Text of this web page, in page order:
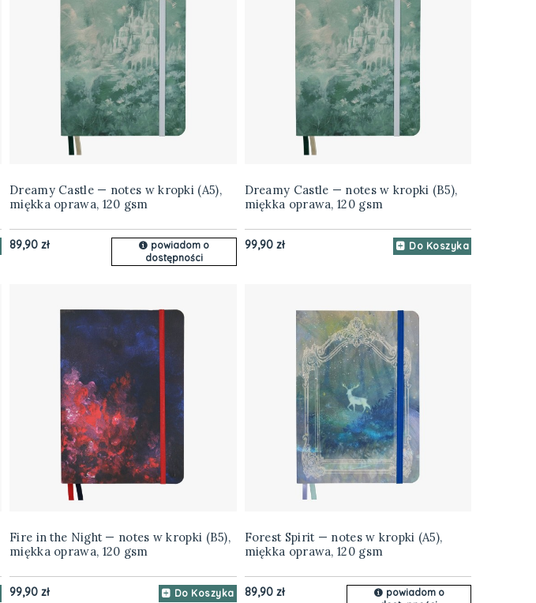
Dreamy Castle — notes w kropki (A5),
miękka oprawa, 120 gsm
89,90 zł
powiadom o
dostępności
Dreamy Castle — notes w kropki (B5),
miękka oprawa, 120 gsm
99,90 zł Do Koszyka
Fire in the Night — notes w kropki (B5),
miękka oprawa, 120 gsm
99,90 zł Do Koszyka
Forest Spirit — notes w kropki (A5),
miękka oprawa, 120 gsm
89,90 zł
powiadom o